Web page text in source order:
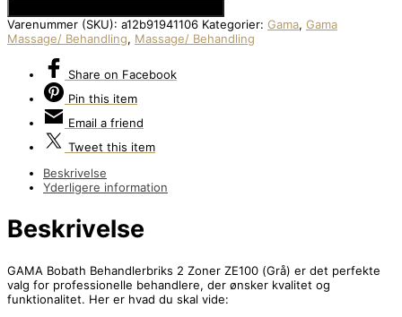
Varenummer (SKU): a12b91941106 Kategorier: Gama, Gama
Massage/ Behandling, Massage/ Behandling
Share on Facebook
Pin this item
Email a friend
Tweet this item
Beskrivelse
Yderligere information
Beskrivelse
GAMA Bobath Behandlerbriks 2 Zoner ZE100 (Grå) er det perfekte
valg for professionelle behandlere, der ønsker kvalitet og
funktionalitet. Her er hvad du skal vide: